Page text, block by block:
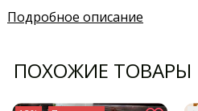
Подробное описание
ПОХОЖИЕ ТОВАРЫ